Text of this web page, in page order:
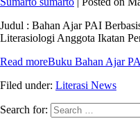
Judul : Bahan Ajar PAI
Literasiologi Anggota Ikatan
Read moreBuku Bahan Ajar
Filed under: Literasi News
Search for: